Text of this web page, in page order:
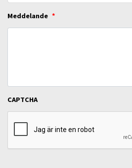
Meddelande *
CAPTCHA